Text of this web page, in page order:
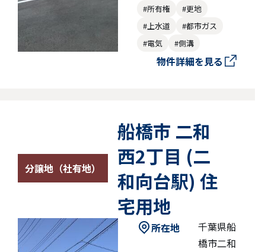
#所有権
#更地
#上水道
#都市ガス
#電気
#側溝
物件詳細を見る
分譲地（社有地）
船橋市 二和
西2丁目 (二
和向台駅) 住
宅用地
所在地
千葉県船
橋市二和